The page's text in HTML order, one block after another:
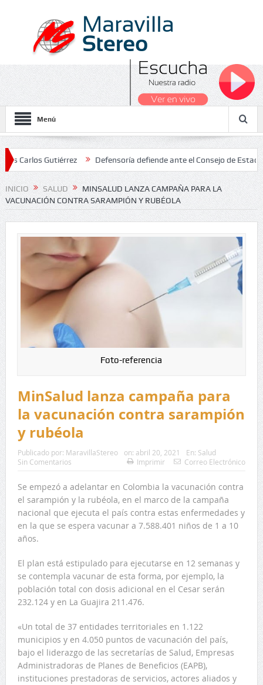
Menú
Gutiérrez Defensoría defiende ante el Consejo de Estado el
2026
INICIO SALUD
MINSALUD LANZA CAMPAÑA PARA LA
VACUNACIÓN CONTRA SARAMPIÓN Y RUBÉOLA
Foto-referencia
MinSalud lanza campaña para
la vacunación contra sarampión
y rubéola
Publicado por: MaravillaStereo on: abril 20, 2021 En: Salud
Sin Comentarios
Imprimir Correo Electrónico
Se empezó a adelantar en Colombia la vacunación contra
el sarampión y la rubéola, en el marco de la campaña
nacional que ejecuta el país contra estas enfermedades y
en la que se espera vacunar a 7.588.401 niños de 1 a 10
años.
El plan está estipulado para ejecutarse en 12 semanas y
se contempla vacunar de esta forma, por ejemplo, la
población total con dosis adicional en el Cesar serán
232.124 y en La Guajira 211.476.
«Un total de 37 entidades territoriales en 1.122
municipios y en 4.050 puntos de vacunación del país,
bajo el liderazgo de las secretarías de Salud, Empresas
Administradoras de Planes de Beneficios (EAPB),
instituciones prestadoras de servicios, actores aliados y